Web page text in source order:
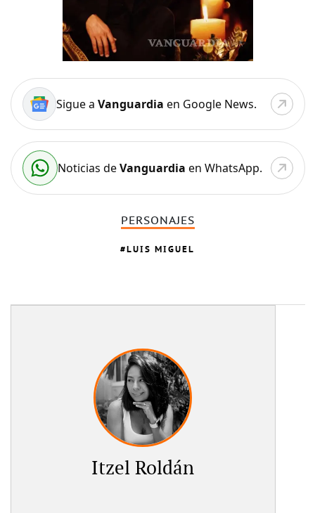
Sigue a Vanguardia en Google News.
Noticias deVanguardia en WhatsApp.
PERSONAJES
LUIS MIGUEL
Itzel Roldán